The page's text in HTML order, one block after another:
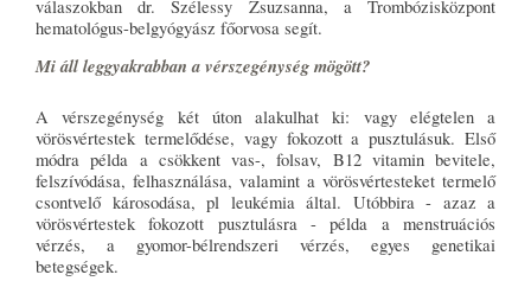
válaszokban dr. Szélessy Zsuzsanna, a Trombózisközpont
hematológus-belgyógyász főorvosa segít.
Mi áll leggyakrabban a vérszegénység mögött?
A vérszegénység két úton alakulhat ki: vagy elégtelen a
vörösvértestek termelődése, vagy fokozott a pusztulásuk. Első
módra példa a csökkent vas-, folsav, B12 vitamin bevitele,
felszívódása, felhasználása, valamint a vörösvértesteket termelő
csontvelő károsodása, pl leukémia által. Utóbbira - azaz a
vörösvértestek fokozott pusztulásra - példa a menstruációs
vérzés, a gyomor-bélrendszeri vérzés, egyes genetikai
betegségek.